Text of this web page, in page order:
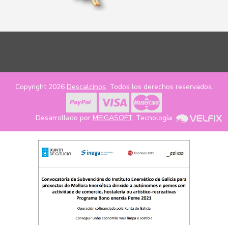
Copyright 2026 Descalcinos. Todos los derechos reservados.
Desarrollado por MEIGASOFT. Tecnología